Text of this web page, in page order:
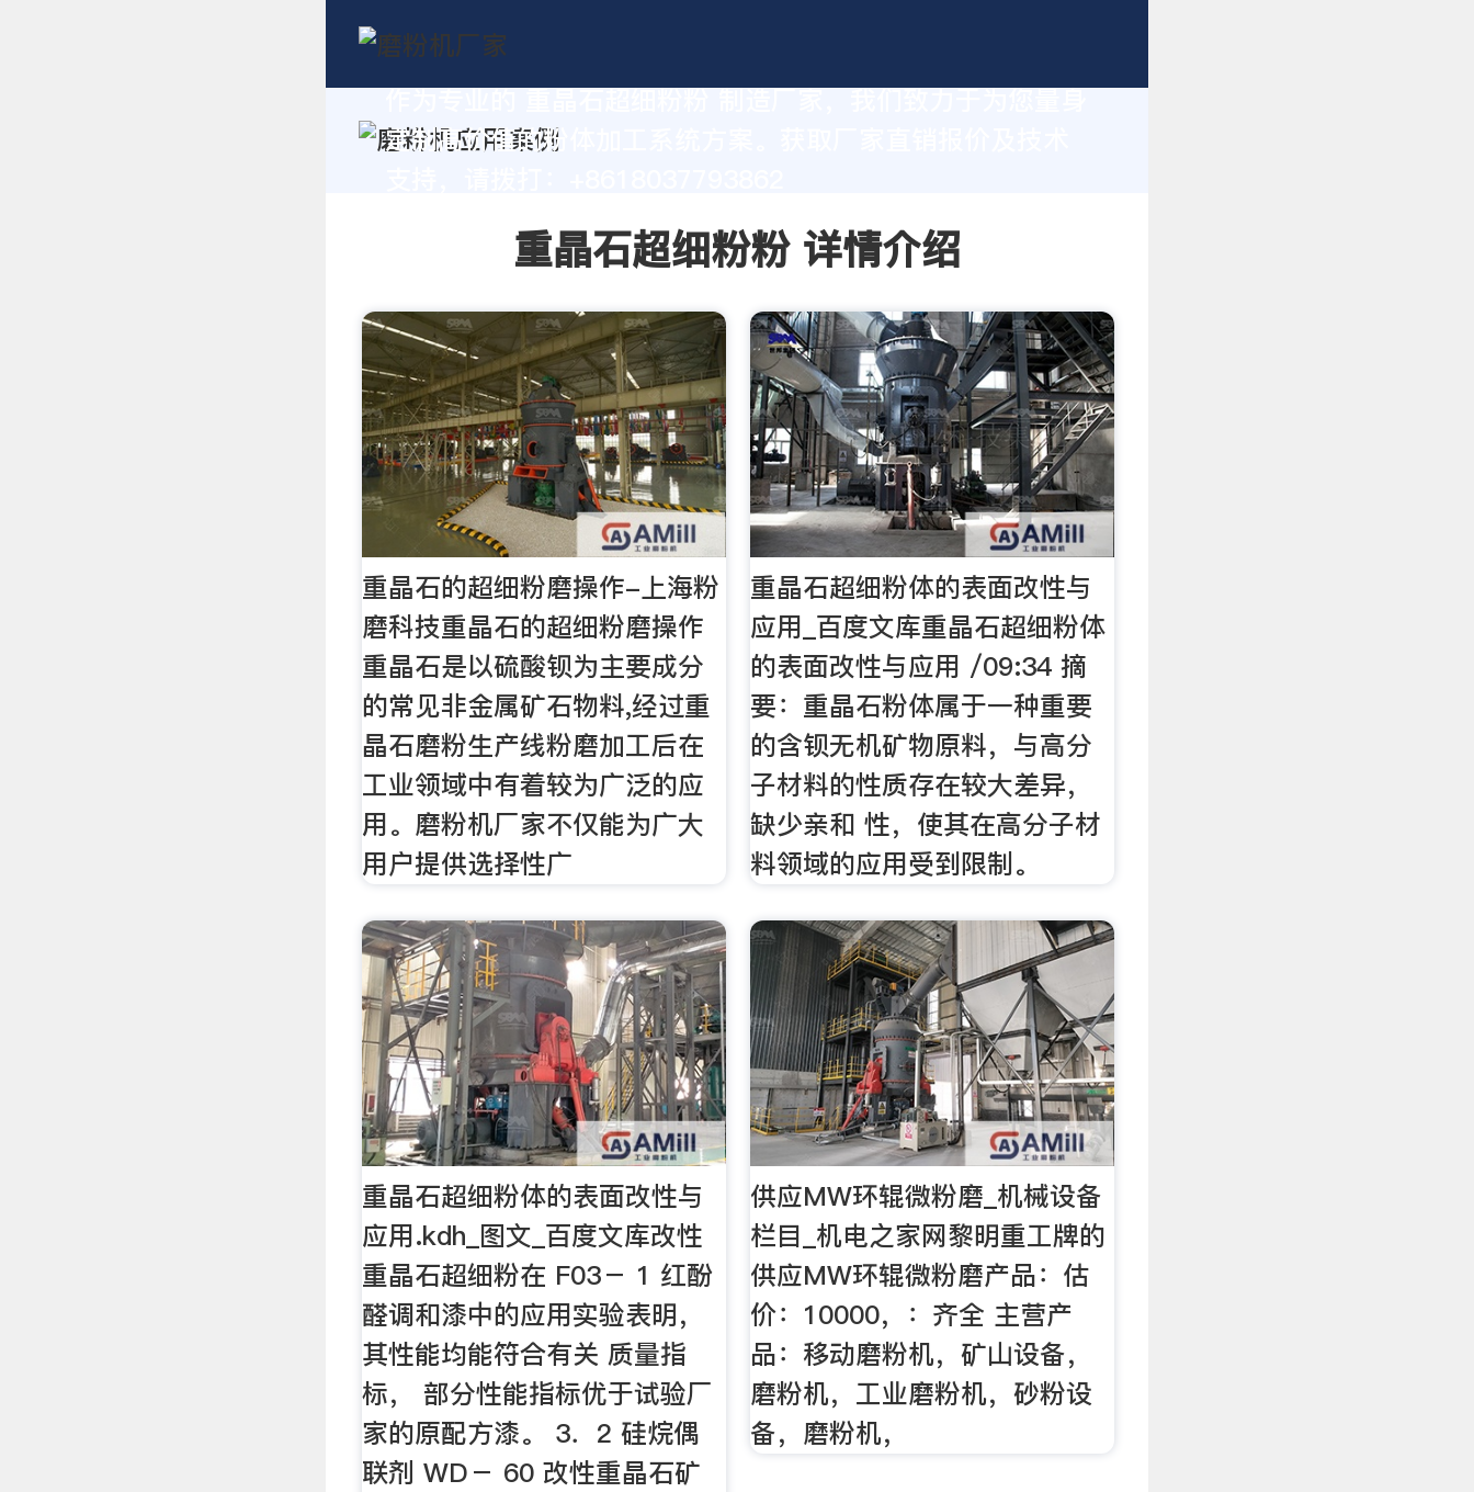
定制高价值的粉体加工系统方案。获取厂家直销报价及技术
重晶石超细粉粉 详情介绍
重晶石的超细粉磨操作-上海粉
磨科技重晶石的超细粉磨操作
重晶石是以硫酸钡为主要成分
的常见非金属矿石物料,经过重
晶石磨粉生产线粉磨加工后在
工业领域中有着较为广泛的应
用。磨粉机厂家不仅能为广大
用户提供选择性广
重晶石超细粉体的表面改性与
应用_百度文库重晶石超细粉体
的表面改性与应用 /09:34 摘
要：重晶石粉体属于一种重要
的含钡无机矿物原料，与高分
子材料的性质存在较大差异，
缺少亲和 性，使其在高分子材
料领域的应用受到限制。
重晶石超细粉体的表面改性与
应用.kdh_图文_百度文库改性
重晶石超细粉在 F03－ 1 红酚
醛调和漆中的应用实验表明，
其性能均能符合有关 质量指
标， 部分性能指标优于试验厂
家的原配方漆。 3．2 硅烷偶
联剂 WD－ 60 改性重晶石矿
供应MW环辊微粉磨_机械设备
栏目_机电之家网黎明重工牌的
供应MW环辊微粉磨产品：估
价：10000，：齐全 主营产
品：移动磨粉机，矿山设备，
磨粉机，工业磨粉机，砂粉设
备，磨粉机，